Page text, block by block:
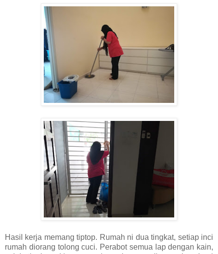
Hasil kerja memang tiptop. Rumah ni dua tingkat, setiap inci
rumah diorang tolong cuci. Perabot semua lap dengan kain,